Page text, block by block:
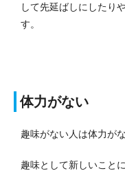
して先延ばしにしたり
す。
体力がない
趣味がない人は体力が
趣味として新しいこと